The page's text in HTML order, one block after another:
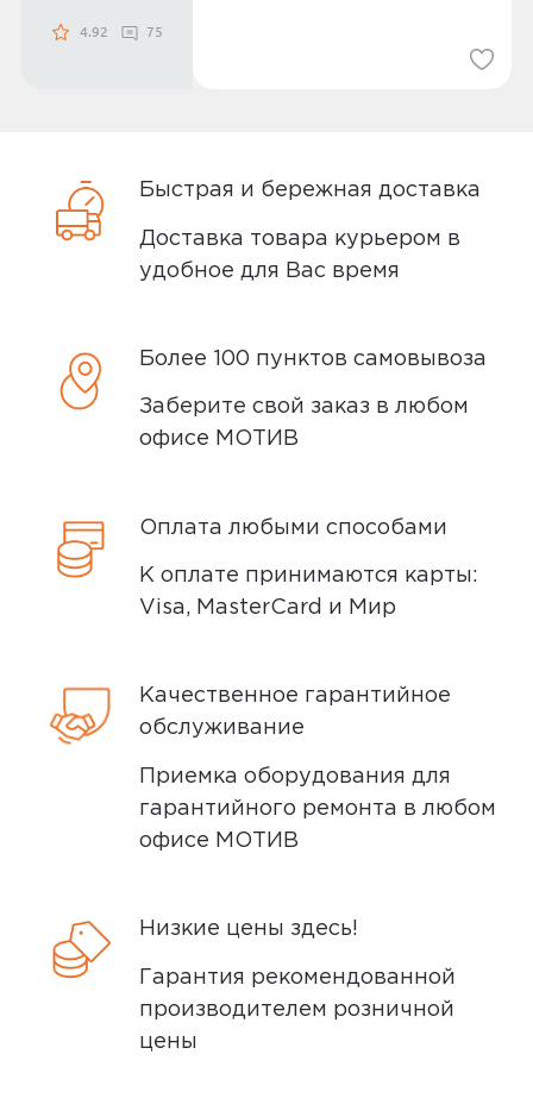
4.92 75
Быстрая и бережная доставка
Доставка товара курьером в
удобное для Вас время
Более 100 пунктов самовывоза
Заберите свой заказ в любом
офисе МОТИВ
Оплата любыми способами
К оплате принимаются карты:
Visa, MasterCard и Мир
Качественное гарантийное
обслуживание
Приемка оборудования для
гарантийного ремонта в любом
офисе МОТИВ
Низкие цены здесь!
Гарантия рекомендованной
производителем розничной
цены